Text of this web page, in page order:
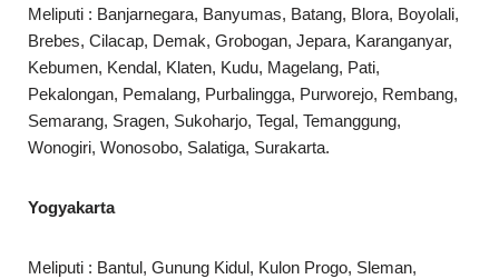
Meliputi : Banjarnegara, Banyumas, Batang, Blora, Boyolali,
Brebes, Cilacap, Demak, Grobogan, Jepara, Karanganyar,
Kebumen, Kendal, Klaten, Kudu, Magelang, Pati,
Pekalongan, Pemalang, Purbalingga, Purworejo, Rembang,
Semarang, Sragen, Sukoharjo, Tegal, Temanggung,
Wonogiri, Wonosobo, Salatiga, Surakarta.
Yogyakarta
Meliputi : Bantul, Gunung Kidul, Kulon Progo, Sleman,